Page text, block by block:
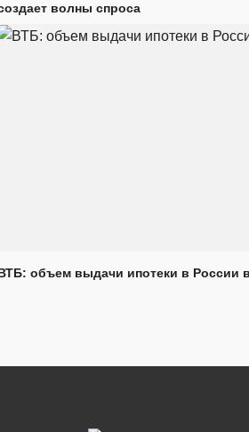
волны спроса
объем выдачи ипотеки в России